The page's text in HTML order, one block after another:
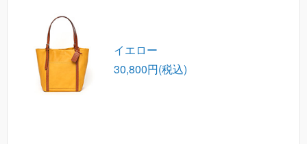
イエロー
30,800円(税込)